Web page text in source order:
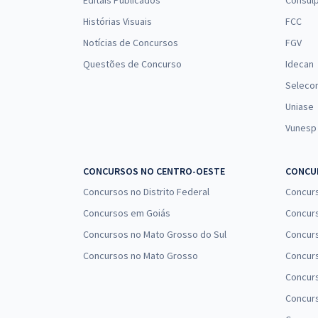
Histórias Visuais
Notícias de Concursos
Questões de Concurso
FCC
FGV
Idecan
Uniase
Vunesp
CONCURSOS NO CENTRO-OESTE
Concursos no Distrito Federal
Concursos em Goiás
Concursos no Mato Grosso do Sul
Concursos no Mato Grosso